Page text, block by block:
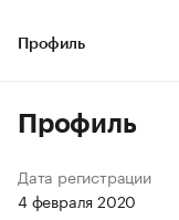
Профиль
Профиль
Дата регистрации
4 февраля 2020